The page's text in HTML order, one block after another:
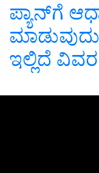
ಪ್ಯಾನ್‌ಗೆ
ಇಲ್ಲಿದೆ